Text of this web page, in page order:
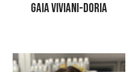
GAIA VIVIANI-DORIA